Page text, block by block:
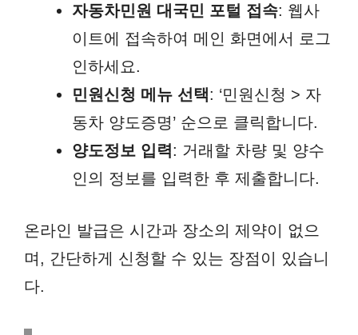
자동차민원 대국민 포털 접속: 웹사
이트에 접속하여 메인 화면에서 로그
인하세요.
민원신청 메뉴 선택: ‘민원신청 > 자
동차 양도증명’ 순으로 클릭합니다.
양도정보 입력: 거래할 차량 및 양수
인의 정보를 입력한 후 제출합니다.
온라인 발급은 시간과 장소의 제약이 없으
며, 간단하게 신청할 수 있는 장점이 있습니
다.